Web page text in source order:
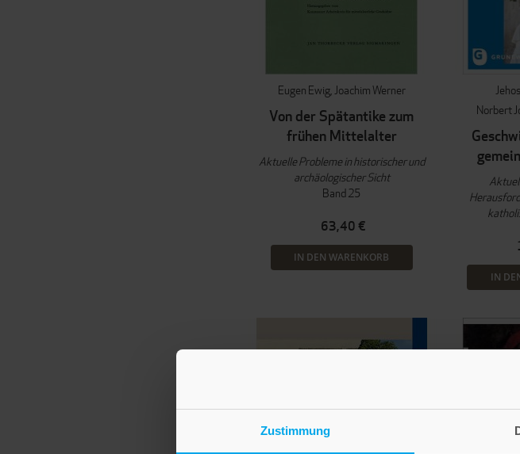
Zustimmung
Eugen Ewig Joachim Werner
Von der Spätantike zum
frühen Mittelalter
Aktuelle Probleme in historischer und
archäologischer Sicht
Band 25
63,40 €
IN DEN WARENKORB
Norbert
IN